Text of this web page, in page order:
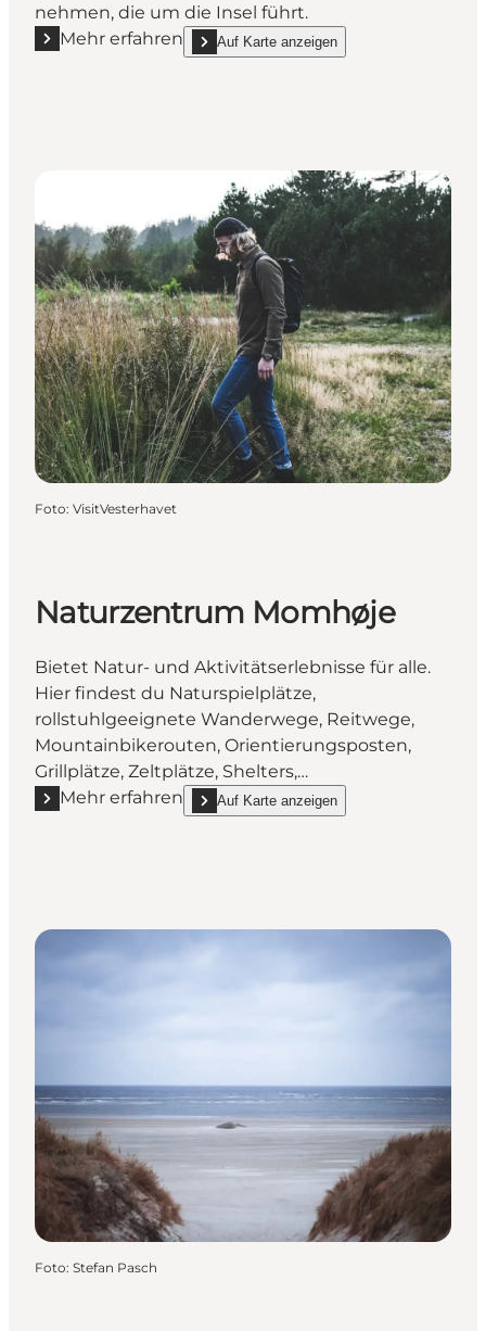
nehmen, die um die Insel führt.
Mehr erfahren
Mehr erfahren "Hindø"Auf Karte anzeigen
show Hindø on_map
Foto: VisitVesterhavet
Naturzentrum Momhøje
Bietet Natur- und Aktivitätserlebnisse für alle.
Hier findest du Naturspielplätze,
rollstuhlgeeignete Wanderwege, Reitwege,
Mountainbikerouten, Orientierungsposten,
Grillplätze, Zeltplätze, Shelters,…
Mehr erfahren
Mehr erfahren "Naturzentrum Momhøje"
Auf Karte anzeigen
show Naturzentrum Momhøje on_map
Foto: Stefan Pasch